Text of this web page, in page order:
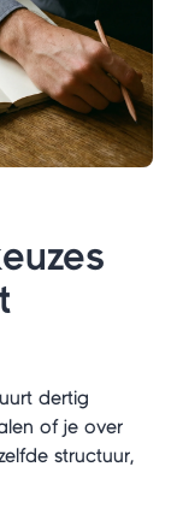
dertig
of je over
structuur,